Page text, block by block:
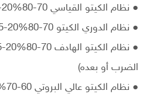
● نظام الكيتو القياسي 70-80%20-25% 5-10%
● نظام الدوري الكيتو 70-80%20-25% 5-10% (5 أيام)
الضرب أو بعده)
● نظام الكيتو عالي البروتي 60-70%25-30% 5-10%